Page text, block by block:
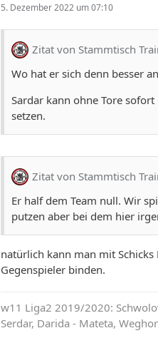
5. Dezember 2022 um 07:10
Zitat von Stammtisch
Wo hat er sich denn besser
Sardar kann ohne Tore
setzen.
Zitat von Stammtisch
Er half dem Team null. Wir
putzen aber bei dem hier
natürlich kann man mit
Gegenspieler binden.
w11 Liga2 2019/2020:
Serdar, Darida - Mateta,